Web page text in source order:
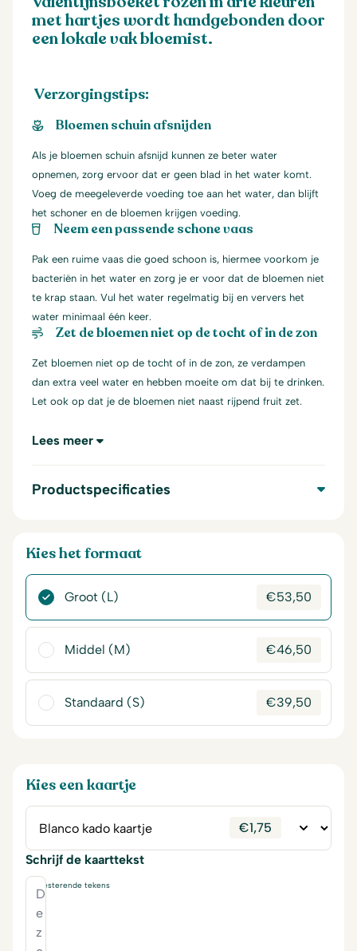
met hartjes wordt handgebonden door
een lokale vak bloemist.
Verzorgingstips:
Bloemen schuin afsnijden
Als je bloemen schuin afsnijd kunnen ze beter water
opnemen, zorg ervoor dat er geen blad in het water komt.
Voeg de meegeleverde voeding toe aan het water, dan blijft
het schoner en de bloemen krijgen voeding.
Neem een passende schone vaas
Pak een ruime vaas die goed schoon is, hiermee voorkom je
bacteriën in het water en zorg je er voor dat de bloemen niet
te krap staan. Vul het water regelmatig bij en ververs het
water minimaal één keer.
Zet de bloemen niet op de tocht of in de zon
Zet bloemen niet op de tocht of in de zon, ze verdampen
dan extra veel water en hebben moeite om dat bij te drinken.
Let ook op dat je de bloemen niet naast rijpend fruit zet.
Lees meer
Productspecificaties
Kies het formaat
Groot (L) €53,50
Middel (M) €46,50
Standaard (S) €39,50
Kies een kaartje
€1,75
Schrijf de kaarttekst
resterende tekens